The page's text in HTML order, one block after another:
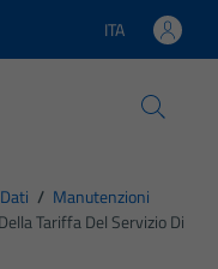
Lingua attiva:
ITA
/ Manutenzioni
Tariffa Del Servizio Di